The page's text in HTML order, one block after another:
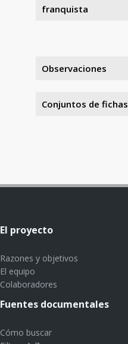
franquista
Observaciones
Conjuntos de fichas
El proyecto
Razones y objetivos
El equipo
Colaboradores
Fuentes documentales
Cómo buscar